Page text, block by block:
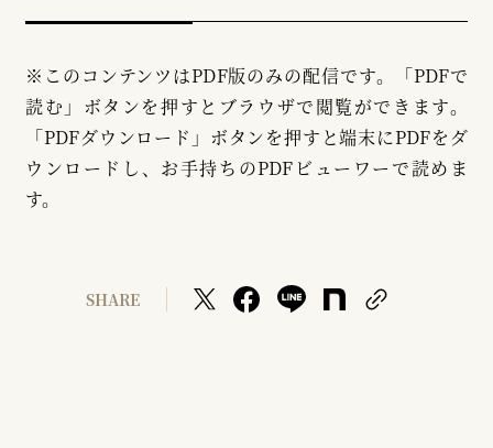
※このコンテンツはPDF版のみの配信です。「PDFで
読む」ボタンを押すとブラウザで閲覧ができます。
「PDFダウンロード」ボタンを押すと端末にPDFをダ
ウンロードし、お手持ちのPDFビューワーで読めま
す。
SHARE